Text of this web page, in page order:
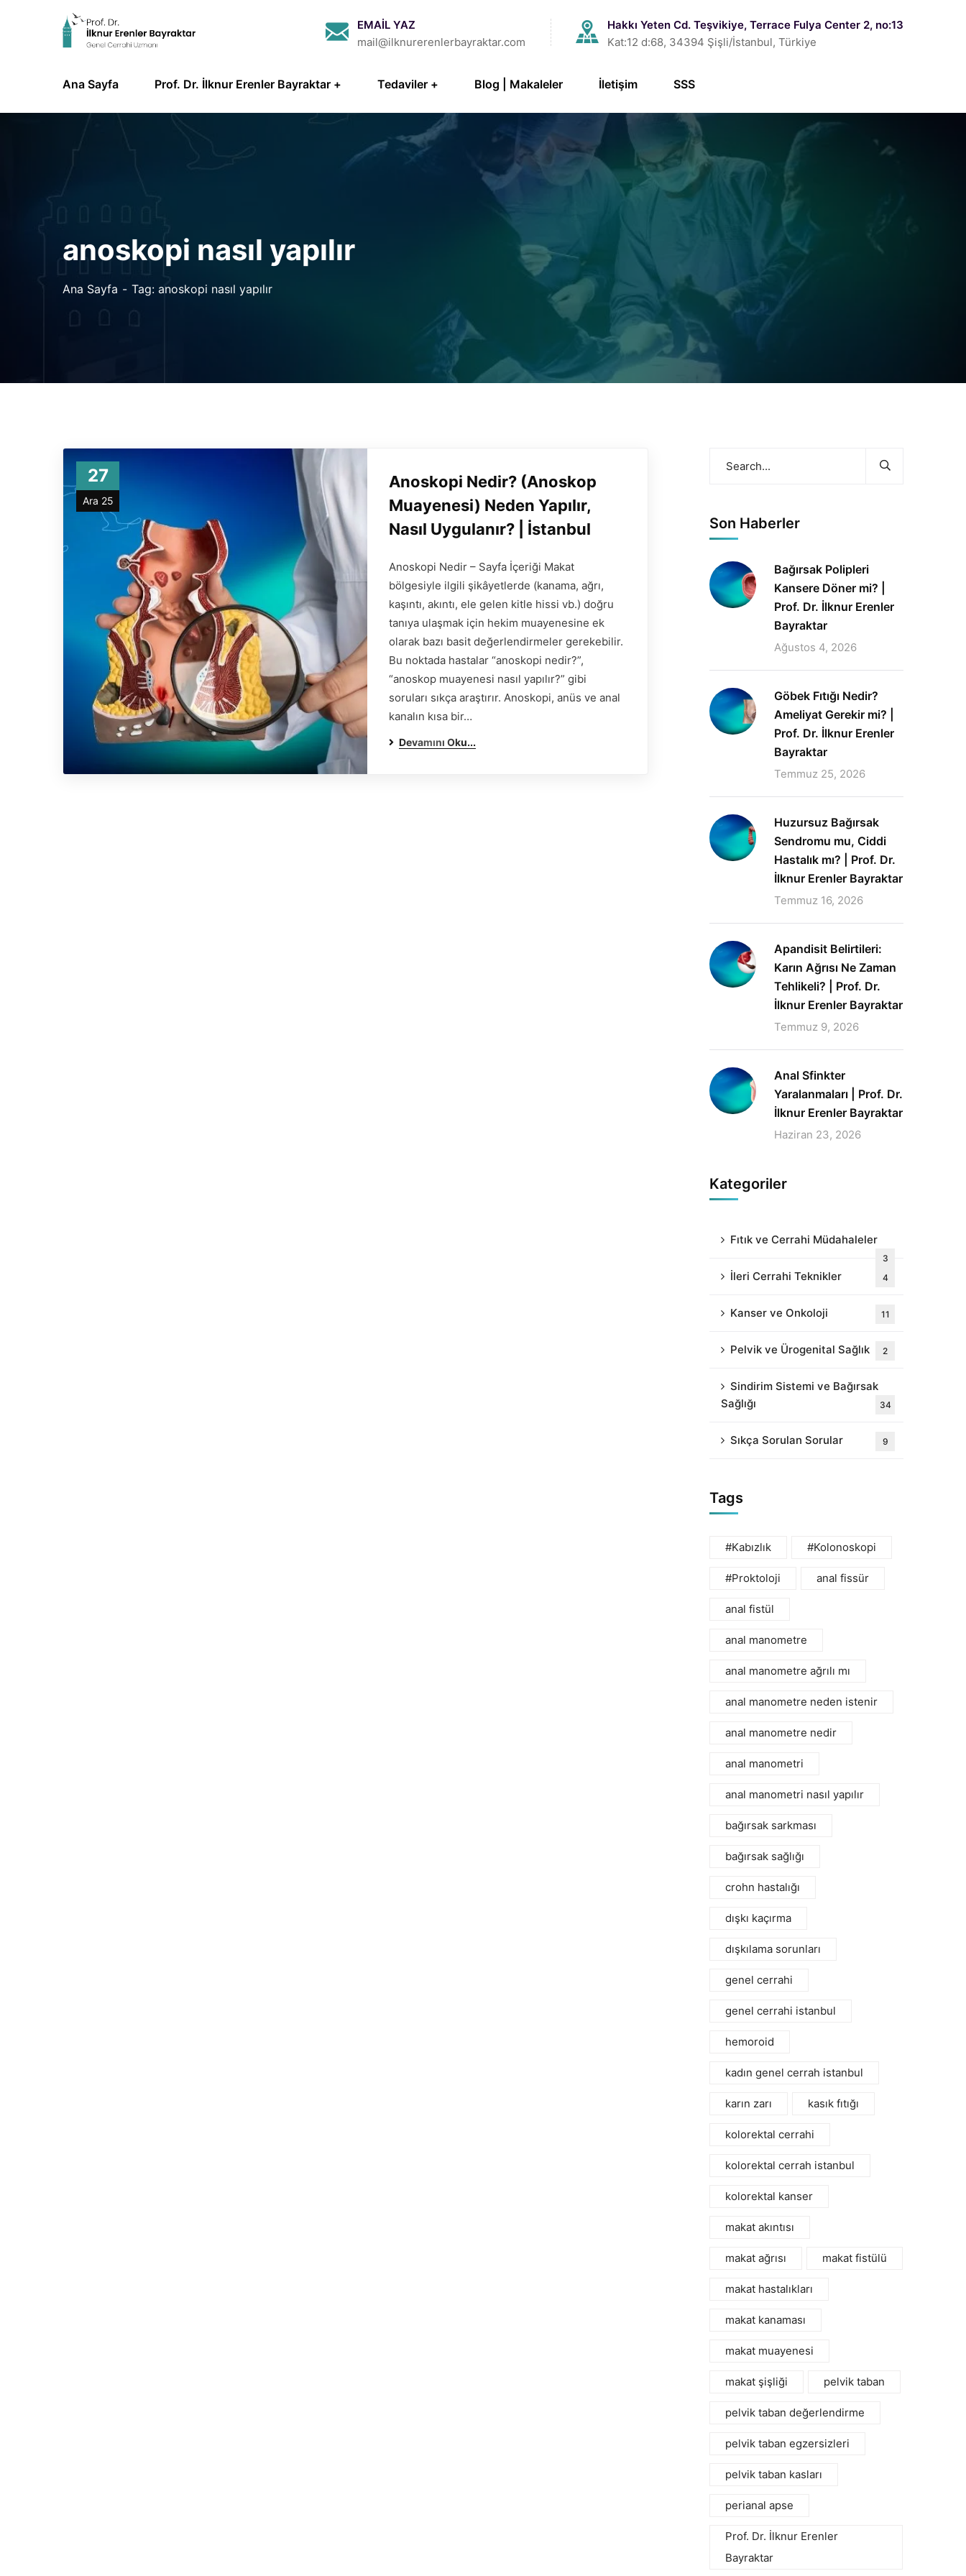
EMAİL YAZ
mail@ilknurerenlerbayraktar.com
Hakkı Yeten Cd. Teşvikiye, Terrace Fulya Center 2, no:13
Kat:12 d:68, 34394 Şişli/İstanbul, Türkiye
Ana Sayfa Prof. Dr. İlknur Erenler Bayraktar Tedaviler Blog | Makaleler İletişim SSS
anoskopi nasıl yapılır
Ana Sayfa Tag: anoskopi nasıl yapılır
27
Ara 25
Anoskopi Nedir? (Anoskop
Muayenesi) Neden Yapılır,
Nasıl Uygulanır? | İstanbul
Anoskopi Nedir – Sayfa İçeriği Makat
bölgesiyle ilgili şikâyetlerde (kanama, ağrı,
kaşıntı, akıntı, ele gelen kitle hissi vb.) doğru
tanıya ulaşmak için hekim muayenesine ek
olarak bazı basit değerlendirmeler gerekebilir.
Bu noktada hastalar “anoskopi nedir?”,
“anoskop muayenesi nasıl yapılır?” gibi
soruları sıkça araştırır. Anoskopi, anüs ve anal
kanalın kısa bir…
Devamını Oku...
Son Haberler
Bağırsak Polipleri
Kansere Döner mi? |
Prof. Dr. İlknur Erenler
Bayraktar
Ağustos 4, 2026
Göbek Fıtığı Nedir?
Ameliyat Gerekir mi? |
Prof. Dr. İlknur Erenler
Bayraktar
Temmuz 25, 2026
Huzursuz Bağırsak
Sendromu mu, Ciddi
Hastalık mı? | Prof. Dr.
İlknur Erenler Bayraktar
Temmuz 16, 2026
Apandisit Belirtileri:
Karın Ağrısı Ne Zaman
Tehlikeli? | Prof. Dr.
İlknur Erenler Bayraktar
Temmuz 9, 2026
Anal Sfinkter
Yaralanmaları | Prof. Dr.
İlknur Erenler Bayraktar
Haziran 23, 2026
Kategoriler
Fıtık ve Cerrahi Müdahaleler
3
İleri Cerrahi Teknikler 4
Kanser ve Onkoloji 11
Pelvik ve Ürogenital Sağlık 2
Sindirim Sistemi ve Bağırsak
Sağlığı
34
Sıkça Sorulan Sorular 9
Tags
#Kabızlık #Kolonoskopi
#Proktoloji anal fissür
anal fistül
anal manometre
anal manometre ağrılı mı
anal manometre neden istenir
anal manometre nedir
anal manometri
anal manometri nasıl yapılır
bağırsak sarkması
bağırsak sağlığı
crohn hastalığı
dışkı kaçırma
dışkılama sorunları
genel cerrahi
genel cerrahi istanbul
hemoroid
kadın genel cerrah istanbul
karın zarı kasık fıtığı
kolorektal cerrahi
kolorektal cerrah istanbul
kolorektal kanser
makat akıntısı
makat ağrısı makat fistülü
makat hastalıkları
makat kanaması
makat muayenesi
makat şişliği pelvik taban
pelvik taban değerlendirme
pelvik taban egzersizleri
pelvik taban kasları
perianal apse
Prof. Dr. İlknur Erenler
Bayraktar